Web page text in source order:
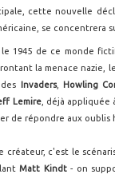
cette nouvelle
se concentrera
1945 de ce monde
la menace nazie,
Invaders, Howling
Lemire, déjà appliquée
de répondre aux oublis
c'est le
Matt Kindt- on